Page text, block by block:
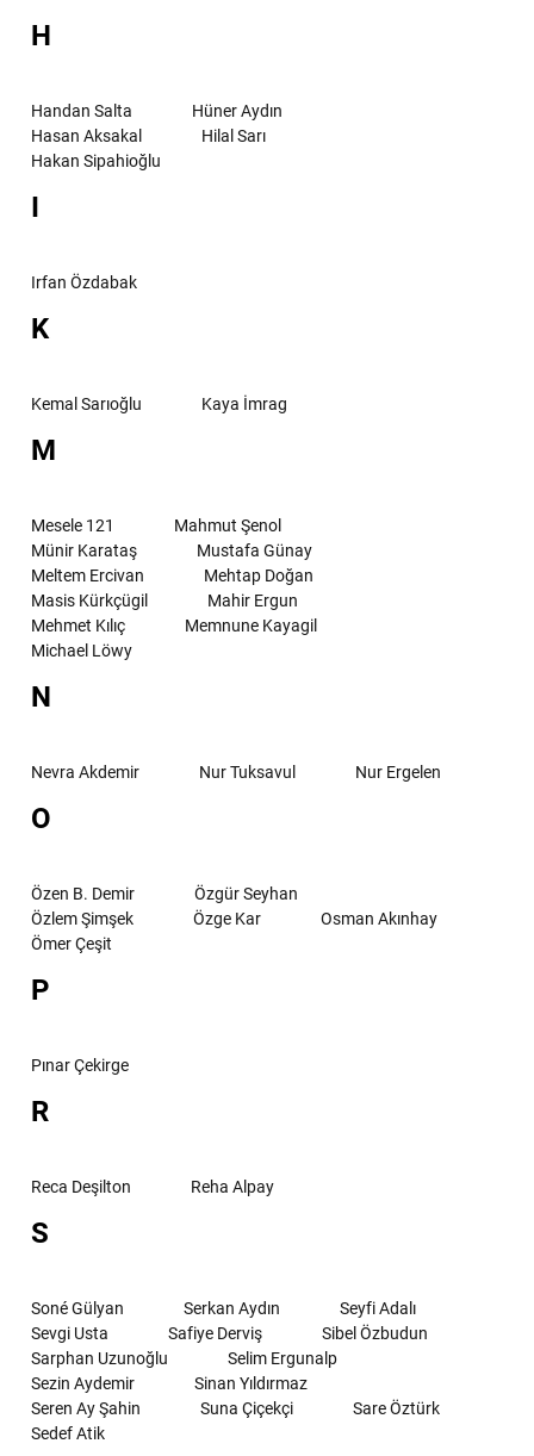
H
Handan Salta
Hüner Aydın
Hasan Aksakal
Hilal Sarı
Hakan Sipahioğlu
I
Irfan Özdabak
K
Kemal Sarıoğlu Kaya İmrag
M
Mesele 121
Mahmut Şenol
Münir Karataş
Mustafa Günay
Meltem Ercivan
Mehtap Doğan
Masis Kürkçügil
Mahir Ergun
Mehmet Kılıç
Memnune Kayagil
Michael Löwy
N
Nevra Akdemir Nur Tuksavul Nur Ergelen
O
Özen B. Demir
Özgür Seyhan
Özlem Şimşek
Özge Kar
Osman Akınhay
Ömer Çeşit
P
Pınar Çekirge
R
Reca Deşilton Reha Alpay
S
Soné Gülyan Serkan Aydın
Seyfi Adalı
Sevgi Usta
Safiye Derviş
Sibel Özbudun
Sarphan Uzunoğlu
Selim Ergunalp
Sezin Aydemir
Sinan Yıldırmaz
Seren Ay Şahin
Suna Çiçekçi
Sare Öztürk
Sedef Atik